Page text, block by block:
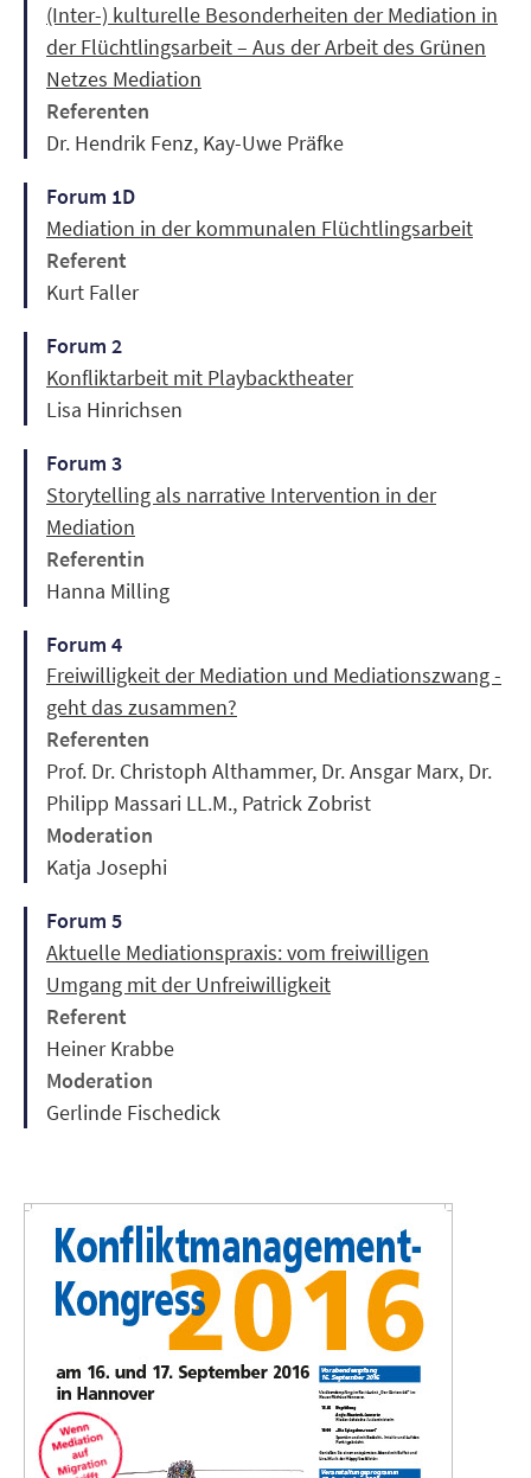
(Inter-) kulturelle Besonderheiten der Mediation in
der Flüchtlingsarbeit – Aus der Arbeit des Grünen
Netzes Mediation
Referenten
Dr. Hendrik Fenz, Kay-Uwe Präfke
Forum 1D
Mediation in der kommunalen Flüchtlingsarbeit
Referent
Kurt Faller
Forum 2
Konfliktarbeit mit Playbacktheater
Lisa Hinrichsen
Forum 3
Storytelling als narrative Intervention in der
Mediation
Referentin
Hanna Milling
Forum 4
Freiwilligkeit der Mediation und Mediationszwang -
geht das zusammen?
Referenten
Prof. Dr. Christoph Althammer, Dr. Ansgar Marx, Dr.
Philipp Massari LL.M., Patrick Zobrist
Moderation
Katja Josephi
Forum 5
Aktuelle Mediationspraxis: vom freiwilligen
Umgang mit der Unfreiwilligkeit
Referent
Heiner Krabbe
Moderation
Gerlinde Fischedick